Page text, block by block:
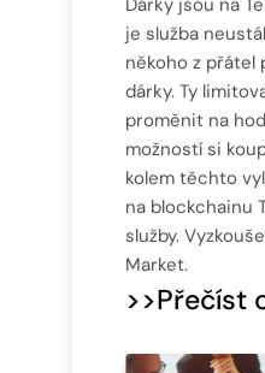
je služba
někoho z přátel
dárky. Ty
proměnit na
možností si
kolem těchto
na blockchainu
služby.
Market.
>>Přečíst